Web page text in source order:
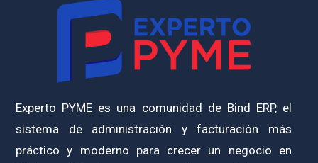
Experto PYME es una comunidad de Bind ERP, el
sistema de administración y facturación más
práctico y moderno para crecer un negocio en